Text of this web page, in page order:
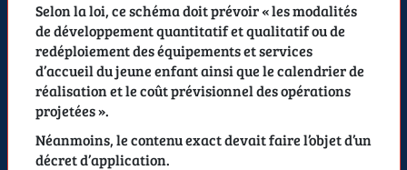
Selon la loi, ce schéma doit prévoir «les modalités
de développement quantitatif et qualitatif ou de
redéploiement des équipements et services
d’accueil du jeune enfant ainsi que le calendrier de
réalisation et le coût prévisionnel des opérations
projetées».
Néanmoins, le contenu exact devait faire l’objet d’un
décret d’application.